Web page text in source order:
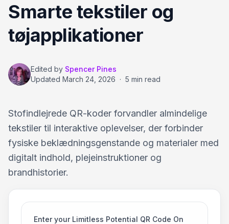
Smarte tekstiler og
tøjapplikationer
Edited by Spencer Pines
Updated March 24, 2026 · 5 min read
Stofindlejrede QR-koder forvandler almindelige
tekstiler til interaktive oplevelser, der forbinder
fysiske beklædningsgenstande og materialer med
digitalt indhold, plejeinstruktioner og
brandhistorier.
Enter your Limitless Potential QR Code On